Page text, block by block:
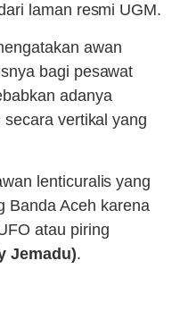
laman resmi UGM.
awan
bagi pesawat
adanya
vertikal yang
lenticuralis yang
Banda Aceh karena
atau piring
Jemadu).